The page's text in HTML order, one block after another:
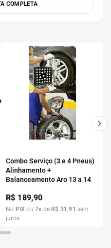
COMPLETA
Combo Serviço (3 e 4 Pneus)
Alinhamento +
Balanceamento Aro 13 a 14
R$ 189,90
No PIX ou7x de R$ 31 ,91 sem
juros